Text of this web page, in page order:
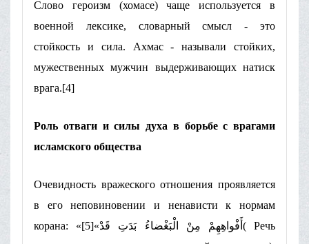
Слово героизм (хомасе) чаще используется в
военной лексике, словарный смысл - это
стойкость и сила. Ахмас - называли стойких,
мужественных мужчин выдерживающих натиск
врага.[4]
Роль отваги и силы духа в борьбе с врагами
исламского общества
Очевидность вражеского отношения проявляется
в его неповиновении и ненависти к нормам
корана: «أَفْواهِهِمْ مِنْ الْبَغْضاءُ بَدَتِ قَدْ»[5]( Речь